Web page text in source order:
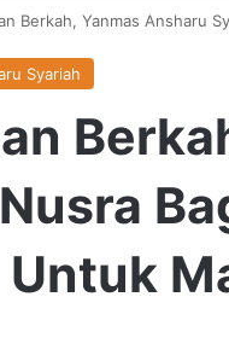
Berkah, Yanmas Ansharu
Syariah
Untuk